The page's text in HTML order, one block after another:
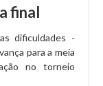
final
dificuldades -
para a meia
no torneio